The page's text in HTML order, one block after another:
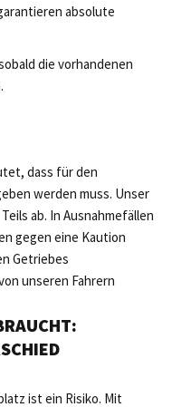
absolute
die vorhandenen
dass für den
werden muss. Unser
ab. In Ausnahmefällen
gegen eine Kaution
Getriebes
unseren Fahrern
ist ein Risiko. Mit